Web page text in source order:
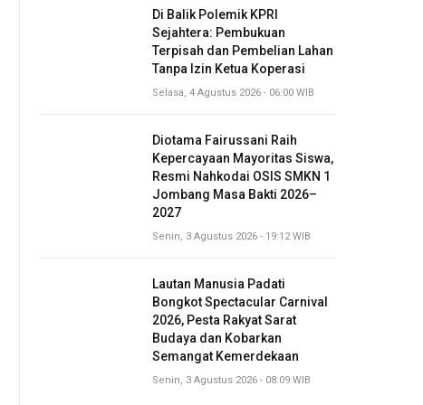
Di Balik Polemik KPRI
Sejahtera: Pembukuan
Terpisah dan Pembelian Lahan
Tanpa Izin Ketua Koperasi
Selasa, 4 Agustus 2026 - 06:00 WIB
Diotama Fairussani Raih
Kepercayaan Mayoritas Siswa,
Resmi Nahkodai OSIS SMKN 1
Jombang Masa Bakti 2026–
2027
Senin, 3 Agustus 2026 - 19:12 WIB
Lautan Manusia Padati
Bongkot Spectacular Carnival
2026, Pesta Rakyat Sarat
Budaya dan Kobarkan
Semangat Kemerdekaan
Senin, 3 Agustus 2026 - 08:09 WIB